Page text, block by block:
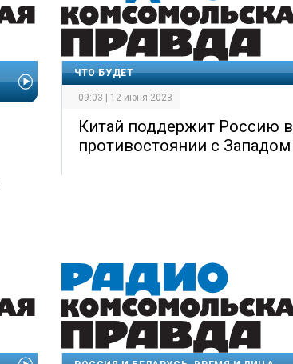
ЧТО БУДЕТ
09:03 | 12 июня 2023
Китай поддержит Россию в
противостоянии с Западом